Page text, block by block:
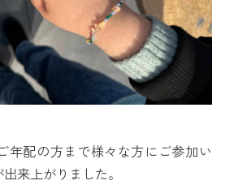
年配の方まで様々な方にご参加い
来上がりました。